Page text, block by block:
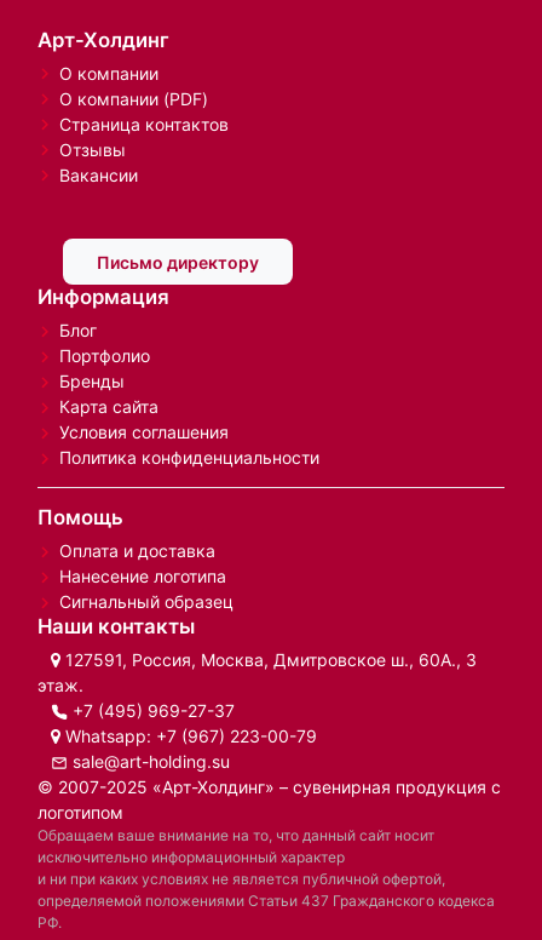
Арт-Холдинг
О компании
О компании (PDF)
Страница контактов
Отзывы
Вакансии
Письмо директору
Информация
Блог
Портфолио
Бренды
Карта сайта
Условия соглашения
Политика конфиденциальности
Помощь
Оплата и доставка
Нанесение логотипа
Сигнальный образец
Наши контакты
127591, Россия, Москва, Дмитровское ш., 60А., 3
этаж.
+7 (495) 969-27-37
Whatsapp: +7 (967) 223-00-79
sale@art-holding.su
© 2007-2025 «Арт-Холдинг» – сувенирная продукция с
логотипом
Обращаем ваше внимание на то, что данный сайт носит
исключительно информационный характер
и ни при каких условиях не является публичной офертой,
определяемой положениями Статьи 437 Гражданского кодекса
РФ.